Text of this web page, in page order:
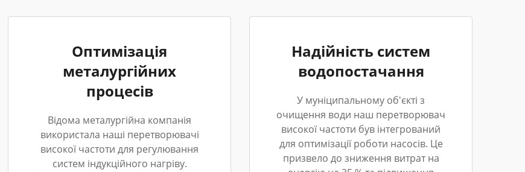
Оптимізація
металургійних
процесів
Відома металургійна компанія
використала наші перетворювачі
високої частоти для регулювання
систем індукційного нагріву.
Надійність систем
водопостачання
У муніципальному об'єкті з
очищення води наш перетворювач
високої частоти був інтегрований
для оптимізації роботи насосів. Це
призвело до зниження витрат на